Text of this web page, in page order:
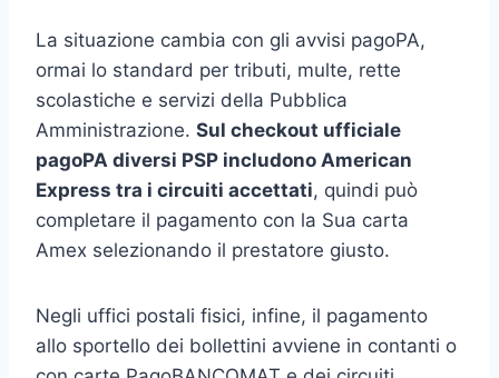
La situazione cambia con gli avvisi pagoPA,
ormai lo standard per tributi, multe, rette
scolastiche e servizi della Pubblica
Amministrazione. Sul checkout ufficiale
pagoPA diversi PSP includono American
Express tra i circuiti accettati, quindi può
completare il pagamento con la Sua carta
Amex selezionando il prestatore giusto.
Negli uffici postali fisici, infine, il pagamento
allo sportello dei bollettini avviene in contanti o